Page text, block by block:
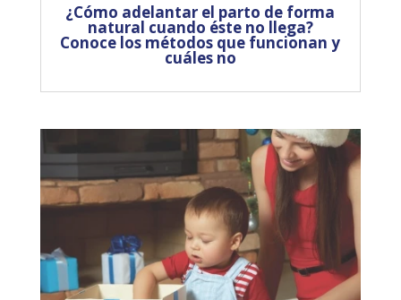
¿Cómo adelantar el parto de forma
natural cuando éste no llega?
Conoce los métodos que funcionan y
cuáles no